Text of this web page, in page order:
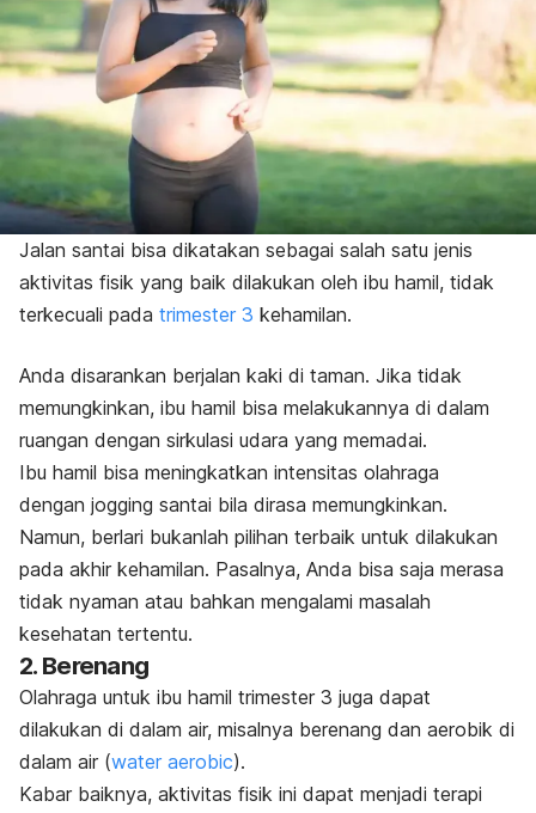
Jalan santai bisa dikatakan sebagai salah satu jenis
aktivitas fisik yang baik dilakukan oleh ibu hamil, tidak
terkecuali pada trimester 3 kehamilan.
Anda disarankan berjalan kaki di taman. Jika tidak
memungkinkan, ibu hamil bisa melakukannya di dalam
ruangan dengan sirkulasi udara yang memadai.
Ibu hamil bisa meningkatkan intensitas olahraga
dengan jogging santai bila dirasa memungkinkan.
Namun, berlari bukanlah pilihan terbaik untuk dilakukan
pada akhir kehamilan. Pasalnya, Anda bisa saja merasa
tidak nyaman atau bahkan mengalami masalah
kesehatan tertentu.
2. Berenang
Olahraga untuk ibu hamil trimester 3 juga dapat
dilakukan di dalam air, misalnya berenang dan aerobik di
dalam air (water aerobic).
Kabar baiknya, aktivitas fisik ini dapat menjadi terapi